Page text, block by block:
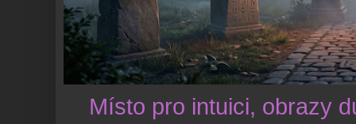
Místo pro intuici, obrazy